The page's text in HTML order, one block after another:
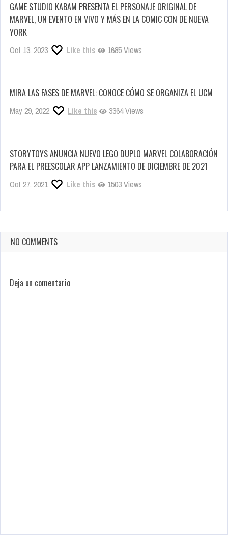
GAME STUDIO KABAM PRESENTA EL PERSONAJE ORIGINAL DE
MARVEL, UN EVENTO EN VIVO Y MÁS EN LA COMIC CON DE NUEVA
YORK
Oct 13, 2023 Like this 1685 Views
MIRA LAS FASES DE MARVEL: CONOCE CÓMO SE ORGANIZA EL UCM
May 29, 2022 Like this 3364 Views
STORYTOYS ANUNCIA NUEVO LEGO DUPLO MARVEL COLABORACIÓN
PARA EL PREESCOLAR APP LANZAMIENTO DE DICIEMBRE DE 2021
Oct 27, 2021 Like this 1503 Views
NO COMMENTS
Deja un comentario